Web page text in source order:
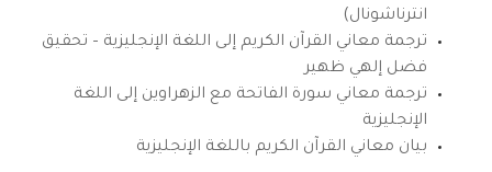
انترناشونال)
ترجمة معاني القرآن الكريم إلى اللغة الإنجليزية – تحقيق
فضل إلهي ظهير
ترجمة معاني سورة الفاتحة مع الزهراوين إلى اللغة
الإنجليزية
بيان معاني القرآن الكريم باللغة الإنجليزية